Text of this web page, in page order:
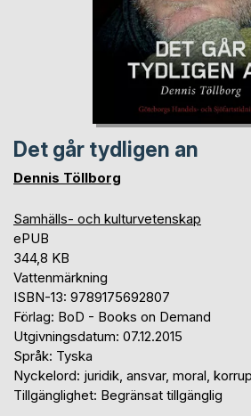
Det går tydligen an
Dennis Töllborg
Samhälls- och kulturvetenskap
ePUB
344,8 KB
Vattenmärkning
ISBN-13: 9789175692807
Förlag: BoD - Books on Demand
Utgivningsdatum: 07.12.2015
Språk: Tyska
Nyckelord: juridik, ansvar, moral,
Tillgänglighet: Begränsat tillgänglig